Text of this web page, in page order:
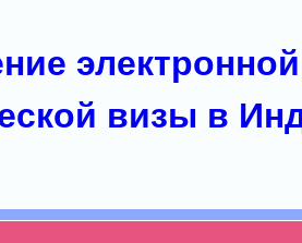
электронной
визы в